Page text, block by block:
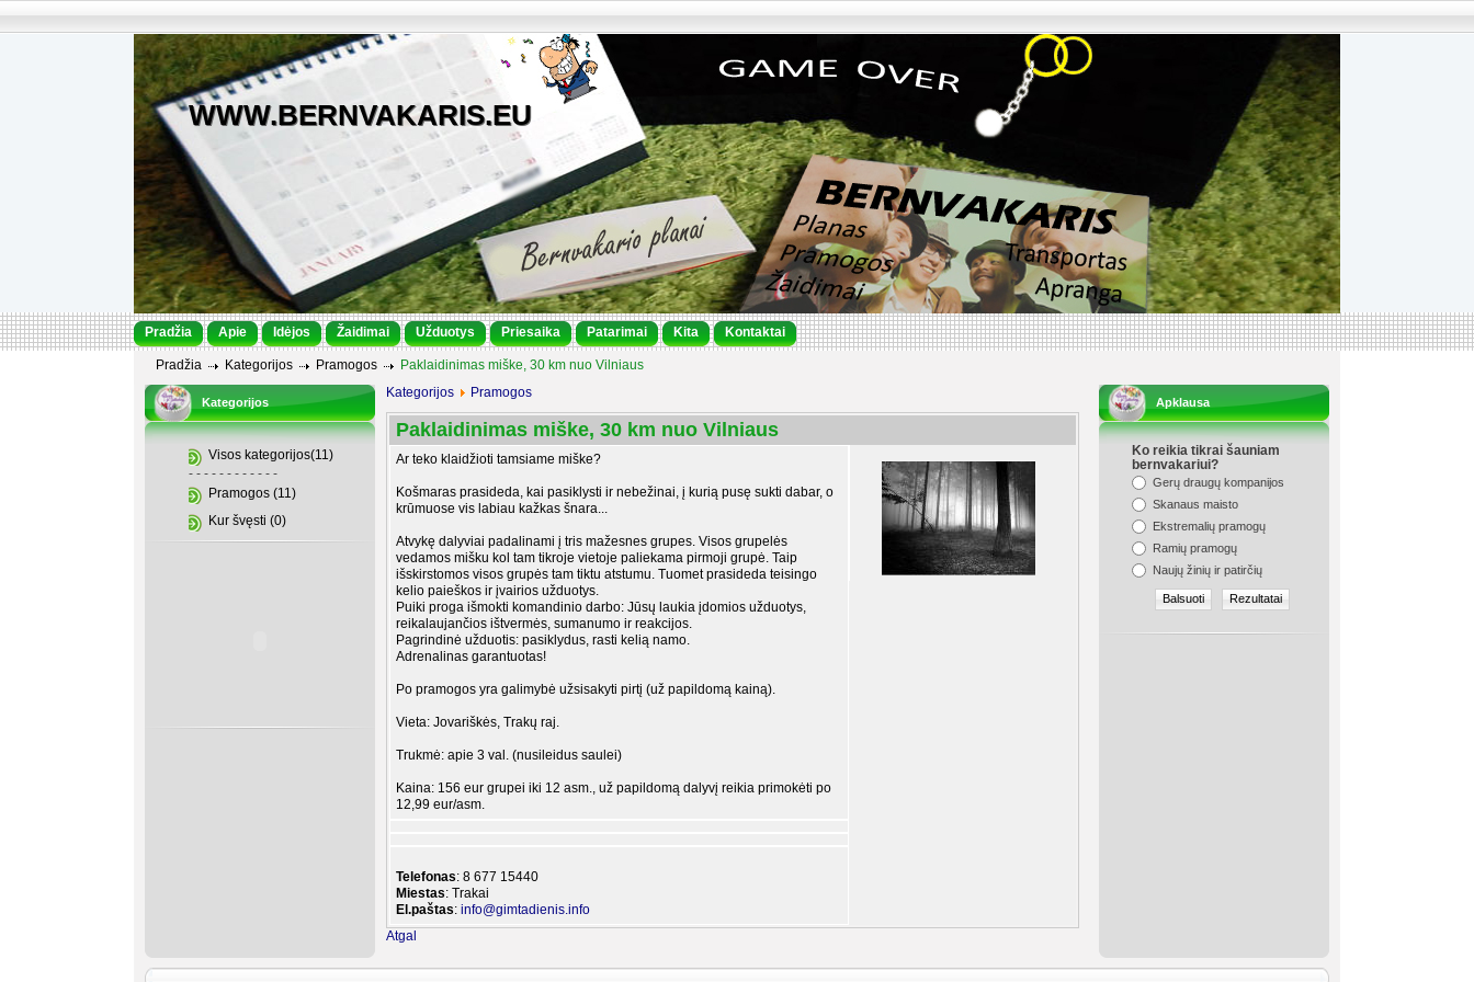
WWW.BERNVAKARIS.EU
Pradžia Apie Idėjos Žaidimai Užduotys Priesaika Patarimai Kita Kontaktai
Pradžia Kategorijos Pramogos Paklaidinimas miške, 30 km nuo Vilniaus
Kategorijos
Visos kategorijos(11)
- - - - - - - - - - - -
Pramogos (11)
Kur švęsti (0)
Kategorijos Pramogos
Paklaidinimas miške, 30 km nuo Vilniaus
Ar teko klaidžioti tamsiame miške?
Košmaras prasideda, kai pasiklysti ir nebežinai, į kurią pusę sukti dabar, o
krūmuose vis labiau kažkas šnara...
Atvykę dalyviai padalinami į tris mažesnes grupes. Visos grupelės
vedamos mišku kol tam tikroje vietoje paliekama pirmoji grupė. Taip
išskirstomos visos grupės tam tiktu atstumu. Tuomet prasideda teisingo
kelio paieškos ir įvairios užduotys.
Puiki proga išmokti komandinio darbo: Jūsų laukia įdomios užduotys,
reikalaujančios ištvermės, sumanumo ir reakcijos.
Pagrindinė užduotis: pasiklydus, rasti kelią namo.
Adrenalinas garantuotas!
Po pramogos yra galimybė užsisakyti pirtį (už papildomą kainą).
Vieta: Jovariškės, Trakų raj.
Trukmė: apie 3 val. (nusileidus saulei)
Kaina: 156 eur grupei iki 12 asm., už papildomą dalyvį reikia primokėti po
12,99 eur/asm.
Telefonas: 8 677 15440
Miestas: Trakai
El.paštas: info@gimtadienis.info
Atgal
Apklausa
Ko reikia tikrai šauniam
bernvakariui?
Gerų draugų kompanijos
Skanaus maisto
Ekstremalių pramogų
Ramių pramogų
Naujų žinių ir patirčių